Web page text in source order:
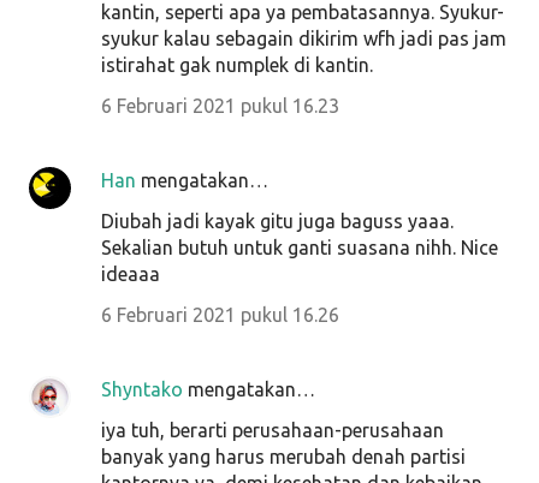
kantin, seperti apa ya pembatasannya. Syukur-
syukur kalau sebagain dikirim wfh jadi pas jam
istirahat gak numplek di kantin.
6 Februari 2021 pukul 16.23
Han mengatakan…
Diubah jadi kayak gitu juga baguss yaaa.
Sekalian butuh untuk ganti suasana nihh. Nice
ideaaa
6 Februari 2021 pukul 16.26
Shyntako mengatakan…
iya tuh, berarti perusahaan-perusahaan
banyak yang harus merubah denah partisi